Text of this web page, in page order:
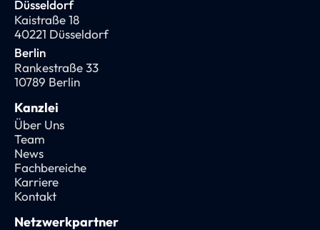
Düsseldorf
Kaistraße 18
40221 Düsseldorf
Berlin
Rankestraße 33
10789 Berlin
Kanzlei
Über Uns
Team
News
Fachbereiche
Karriere
Kontakt
Netzwerkpartner